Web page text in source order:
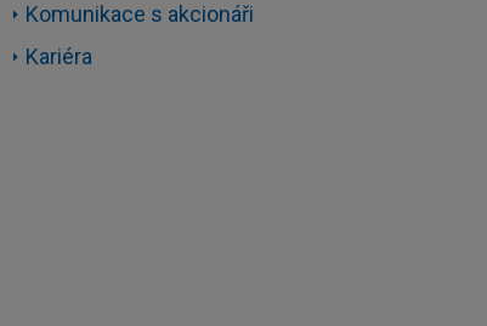
Komunikace s akcionáři
Kariéra